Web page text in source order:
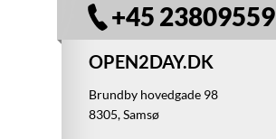
+45 23809559
OPEN2DAY.DK
Brundby hovedgade 98
8305, Samsø